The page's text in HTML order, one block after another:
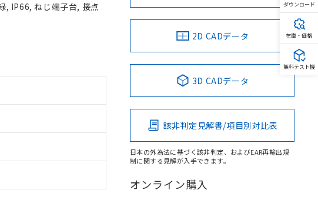
, IP66, ねじ端子台, 接点
2D CADデータ
3D CADデータ
該非判定見解書/項目別対比表
日本の外為法に基づく該非判定、およびEAR再輸出規
制に関する見解が入手できます。
オンライン購入
ダウンロード
在庫・価格
無料テスト機